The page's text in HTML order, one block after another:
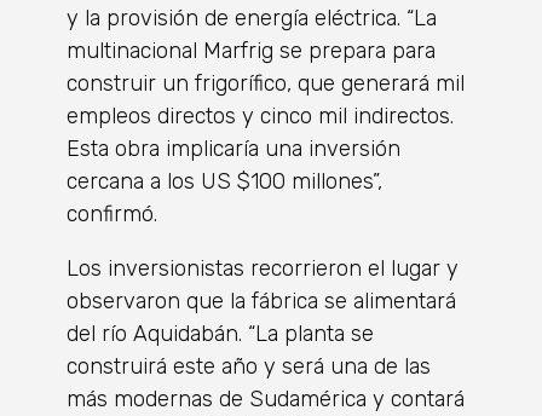
y la provisión de energía eléctrica. “La
multinacional Marfrig se prepara para
construir un frigorífico, que generará mil
empleos directos y cinco mil indirectos.
Esta obra implicaría una inversión
cercana a los US $100 millones”,
confirmó.
Los inversionistas recorrieron el lugar y
observaron que la fábrica se alimentará
del río Aquidabán. “La planta se
construirá este año y será una de las
más modernas de Sudamérica y contará